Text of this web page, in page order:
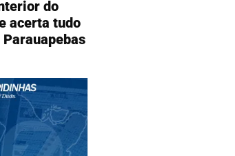
do
acerta tudo